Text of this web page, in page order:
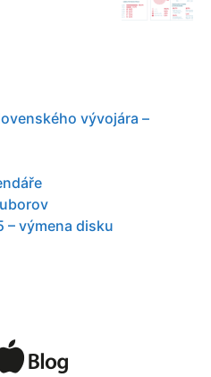
vývojára –
– výmena disku